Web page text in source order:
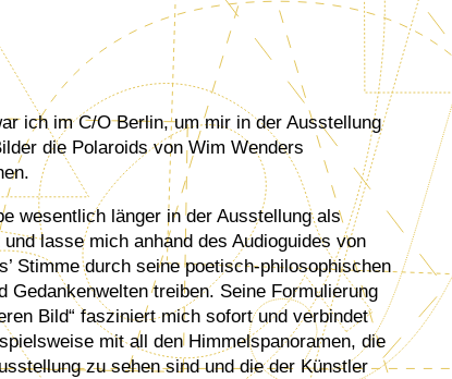
die Polaroids von Wim Wenders
wesentlich länger in der Ausstellung als
und lasse mich anhand des Audioguides von
Stimme durch seine poetisch-philosophischen
Gedankenwelten treiben. Seine Formulierung
Bild“ fasziniert mich sofort und verbindet
mit all den Himmelspanoramen, die
zu sehen sind und die der Künstler